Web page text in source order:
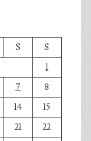
S
S
1
7
8
14
15
21
22